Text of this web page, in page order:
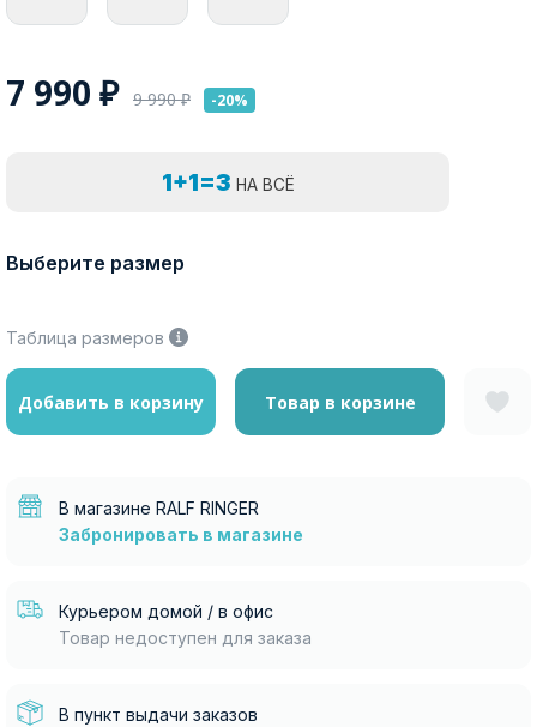
7 990 ₽ 9 990₽ -20%
1+1=3 НА ВСЁ
Выберите размер
Таблица размеров
Добавить в корзину Товар в корзине
В магазине RALF RINGER
Забронировать в магазине
Курьером домой / в офис
Товар недоступен для заказа
В пункт выдачи заказов